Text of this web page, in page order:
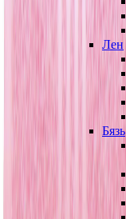
Лен
Бязь